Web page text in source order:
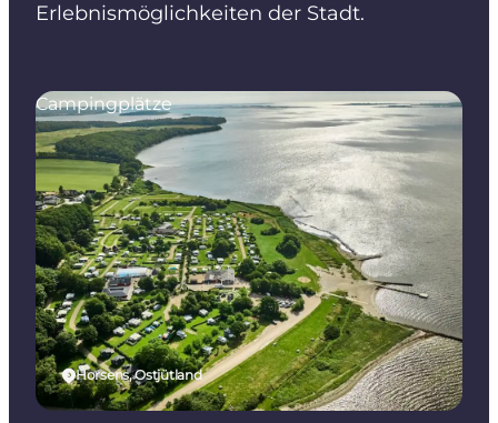
Erlebnismöglichkeiten der Stadt.
Horsens, Ostjütland
Campingplätze